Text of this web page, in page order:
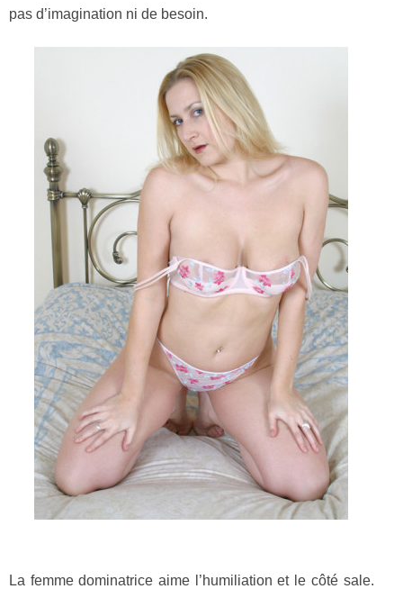
pas d’imagination ni de besoin.
La femme dominatrice aime l’humiliation et le côté sale.